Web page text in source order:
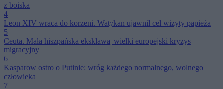
z boiska
4
Leon XIV wraca do korzeni. Watykan ujawnił cel wizyty papieża
5
Ceuta. Mała hiszpańska eksklawa, wielki europejski kryzys
migracyjny
6
Kasparow ostro o Putinie: wróg każdego normalnego, wolnego
człowieka
7